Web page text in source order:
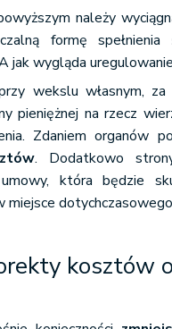
należy
formę
jak wygląda
wekslu własnym,
pieniężnej na rzecz
Zdaniem organów
. Dodatkowo
która będzie
kosztów